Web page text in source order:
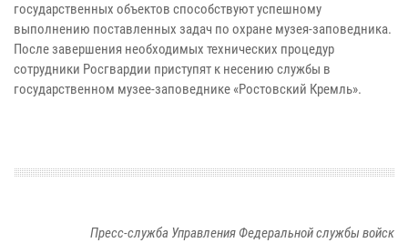
государственных объектов способствуют успешному
выполнению поставленных задач по охране музея-заповедника.
После завершения необходимых технических процедур
сотрудники Росгвардии приступят к несению службы в
государственном музее-заповеднике «Ростовский Кремль».
Пресс-служба Управления Федеральной службы войск